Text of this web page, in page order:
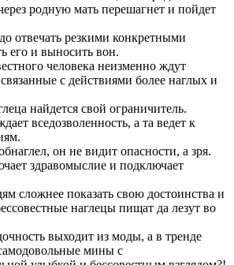
родную мать перешагнет и пойдет
отвечать резкими конкретными
его и выносить вон.
человека неизменно ждут
с действиями более наглых и
найдется свой ограничитель.
вседозволенность, а та ведет к
он не видит опасности, а зря.
здравомыслие и подключает
сложнее показать свою достоинства и
наглецы пищат да лезут во
выходит из моды, а в тренде
мины с